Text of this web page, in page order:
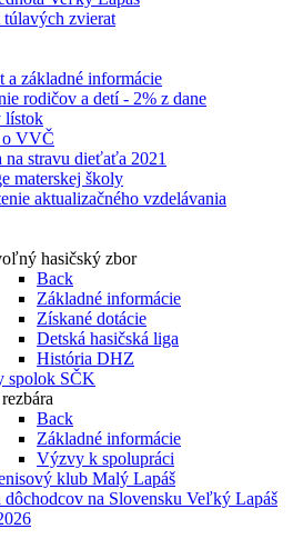
zvierat
a základné informácie
rodičov a detí - 2% z dane
lístok
o VVČ
na stravu dieťaťa 2021
materskej školy
aktualizačného vzdelávania
hasičský zbor
Back
Základné informácie
Získané dotácie
Detská hasičská liga
História DHZ
spolok SČK
Back
Základné informácie
Výzvy k spolupráci
klub Malý Lapáš
dôchodcov na Slovensku Veľký Lapáš